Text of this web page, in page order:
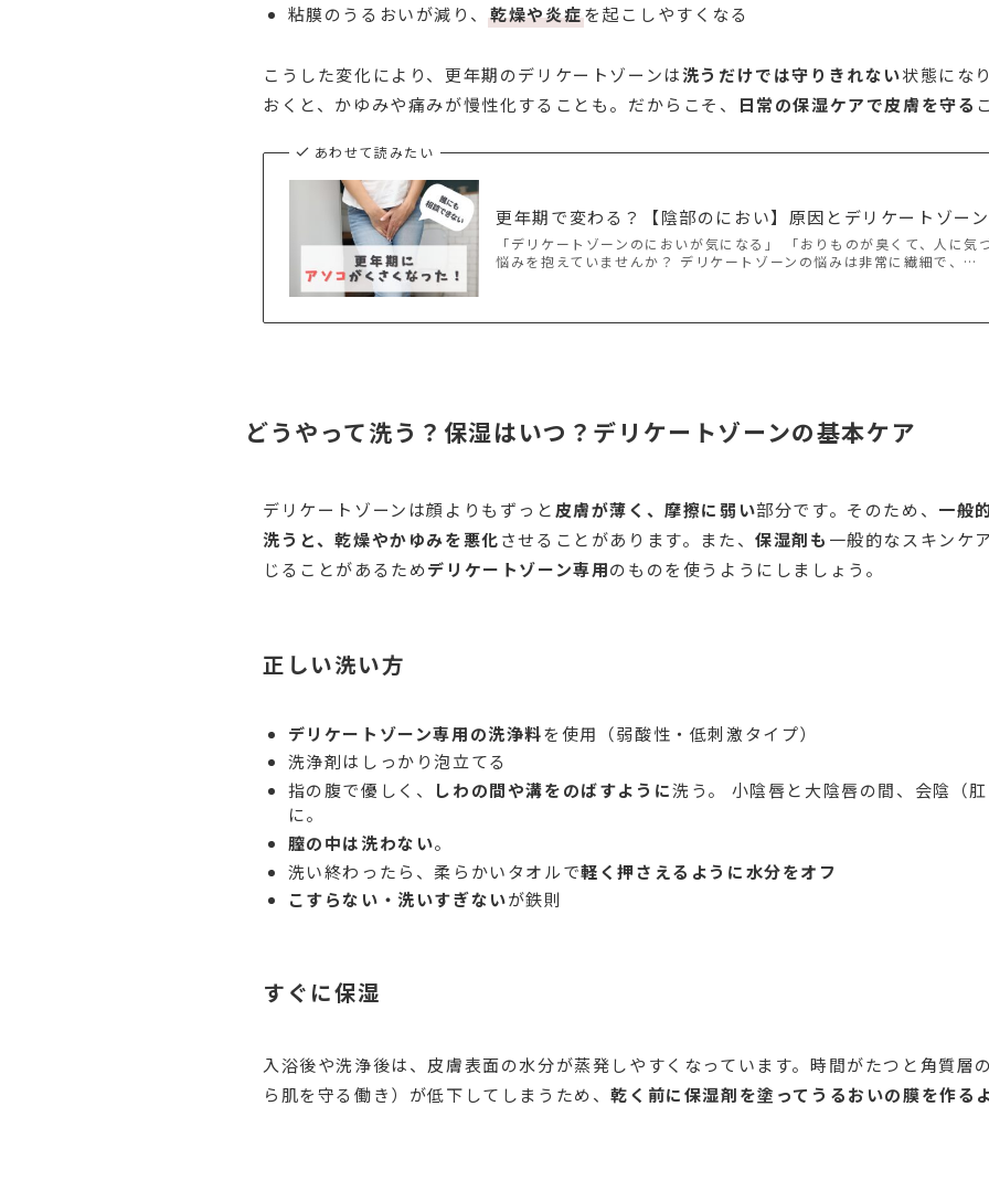
粘膜のうるおいが減り、乾燥や炎症を起こしやすくなる
こうした変化により、更年期のデリケートゾーンは洗うだけでは守りきれない状態にな
おくと、かゆみや痛みが慢性化することも。だからこそ、
日常の保湿ケアで皮膚を守る
あわせて読みたい
更年期で変わる？【陰部のにおい】原因とデリケートゾー
「デリケートゾーンのにおいが気になる」 「おりものが臭くて、人に
悩みを抱えていませんか？ デリケートゾーンの悩みは非常に繊細で、…
どうやって洗う？保湿はいつ？デリケートゾーンの基本ケア
デリケートゾーンは顔よりもずっと 皮膚が薄く、摩擦に弱い部分です。そのため、 一般
洗うと、乾燥やかゆみを悪化させることがあります。また、保湿剤も 一般的なスキンケ
じることがあるためデリケートゾーン専用のものを使うようにしましょう。
正しい洗い方
デリケートゾーン専用の洗浄料を使用（弱酸性・低刺激タイプ）
洗浄剤はしっかり泡立てる
指の腹で優しく、
しわの間や溝をのばすように洗う。 小陰唇と大陰唇の間、会陰（
に。
膣の中は洗わない。
洗い終わったら、柔らかいタオルで軽く押さえるように水分をオフ
こすらない・洗いすぎないが鉄則
すぐに保湿
入浴後や洗浄後は、皮膚表面の水分が蒸発しやすくなっています。時間がたつと角質層
ら肌を守る働き）が低下してしまうため、乾く前に保湿剤を塗ってうるおいの膜を作る